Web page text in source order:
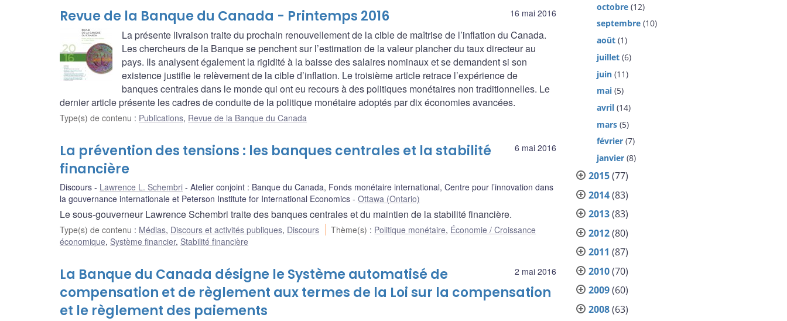
16 mai 2016
Revue de la Banque du Canada - Printemps 2016
La présente livraison traite du prochain renouvellement de la cible de maîtrise de l’inflation du Canada.
Les chercheurs de la Banque se penchent sur l’estimation de la valeur plancher du taux directeur au
pays. Ils analysent également la rigidité à la baisse des salaires nominaux et se demandent si son
existence justifie le relèvement de la cible d’inflation. Le troisième article retrace l’expérience de
banques centrales dans le monde qui ont eu recours à des politiques monétaires non traditionnelles. Le
dernier article présente les cadres de conduite de la politique monétaire adoptés par dix économies avancées.
Type(s) de contenu : Publications, Revue de la Banque du Canada
6 mai 2016
La prévention des tensions : les banques centrales et la stabilité
financière
Discours Lawrence L. Schembri
Atelier conjoint : Banque du Canada, Fonds monétaire international, Centre pour l’innovation dans
la gouvernance internationale et Peterson Institute for International Economics
Ottawa (Ontario)
Le sous-gouverneur Lawrence Schembri traite des banques centrales et du maintien de la stabilité financière.
Type(s) de contenu : Médias, Discours et activités publiques, Discours Thème(s) : Politique monétaire, Économie / Croissance
économique, Système financier, Stabilité financière
2 mai 2016
La Banque du Canada désigne le Système automatisé de
compensation et de règlement aux termes de la Loi sur la compensation
et le règlement des paiements
octobre (12)
septembre (10)
août (1)
juillet (6)
juin (11)
mai (5)
avril (14)
mars (5)
février (7)
janvier (8)
2015(77)
2014(83)
2013(83)
2012(80)
2011 (87)
2010(70)
2009(60)
2008(63)